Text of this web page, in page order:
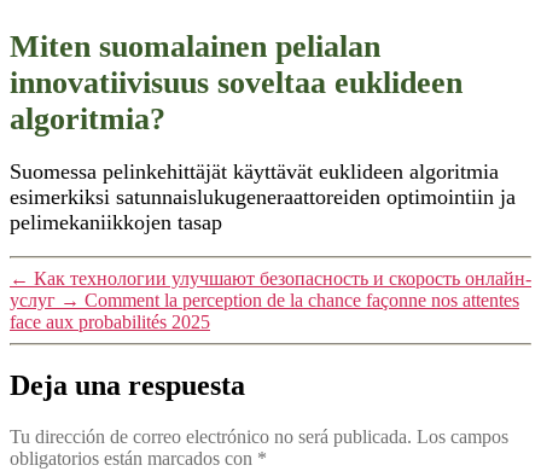
Miten suomalainen pelialan
innovatiivisuus soveltaa euklideen
algoritmia?
Suomessa pelinkehittäjät käyttävät euklideen algoritmia
esimerkiksi satunnaislukugeneraattoreiden optimointiin ja
pelimekaniikkojen tasap
← Как технологии улучшают безопасность и скорость онлайн-
услуг → Comment la perception de la chance façonne nos attentes
face aux probabilités 2025
Deja una respuesta
Tu dirección de correo electrónico no será publicada. Los campos
obligatorios están marcados con *